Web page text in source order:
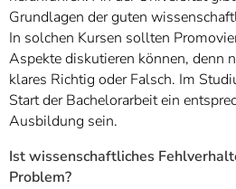
Grundlagen der guten
In solchen Kursen sollten
Aspekte diskutieren können, denn
klares Richtig oder Falsch. Im
Start der Bachelorarbeit ein
Ausbildung sein.
Ist wissenschaftliches
Problem?